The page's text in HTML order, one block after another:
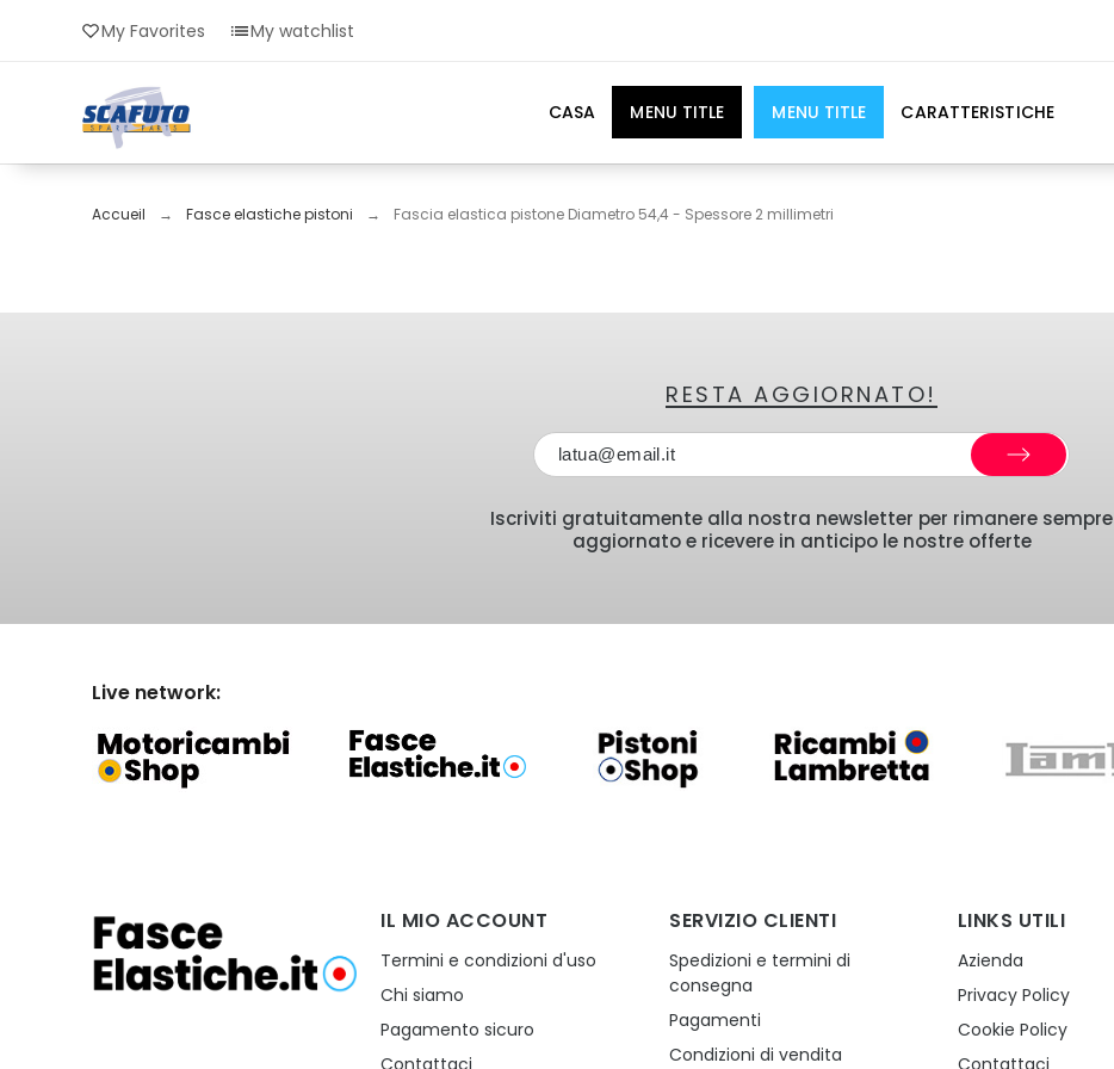
My Favorites My watchlist
CASA MENU TITLE MENU TITLE CARATTERISTICHE
Accueil Fasce elastiche pistoni Fascia elastica pistone Diametro 54,4 - Spessore 2 millimetri
RESTA AGGIORNATO!
Iscriviti gratuitamente alla nostra newsletter per rimanere sempre
aggiornato e ricevere in anticipo le nostre offerte
Live network:
IL MIO ACCOUNT
Termini e condizioni d'uso
Chi siamo
Pagamento sicuro
SERVIZIO CLIENTI
Spedizioni e termini di
consegna
Pagamenti
Condizioni di vendita
LINKS UTILI
Azienda
Privacy Policy
Cookie Policy